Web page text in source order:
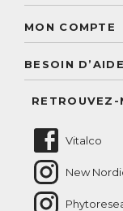
Découvrez le
Paiement sécurisé
Conseils
Conseil
MON COMPTE
BESOIN D’AIDE
RETROUVEZ-
Vitalco
New